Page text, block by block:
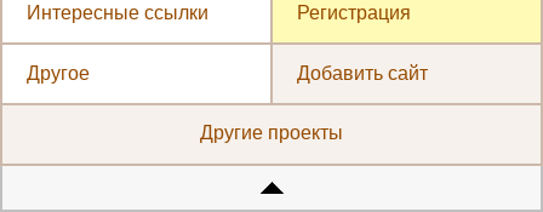
Интересные ссылки
Другое
Регистрация
Добавить сайт
Другие проекты